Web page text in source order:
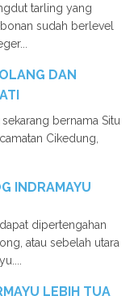
tarling yang
sudah berlevel
DAN
bernama Situ
Cikedung,
INDRAMAYU
dipertengahan
atau sebelah utara
LEBIH TUA